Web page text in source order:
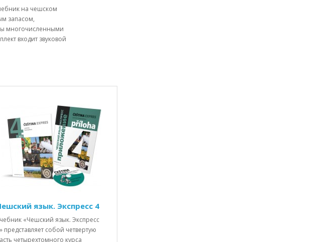
на чешском
запасом,
многочисленными
входит звуковой
язык. Экспресс 4
«Чешский язык. Экспресс
представляет собой четвертую
четырехтомного курса